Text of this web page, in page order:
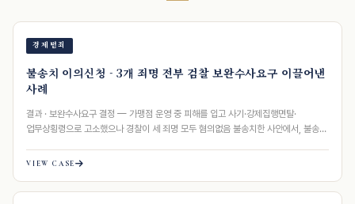
경제범죄
불송치 이의신청 - 3개 죄명 전부 검찰 보완수사요구 이끌어낸
사례
결과 · 보완수사요구 결정 — 가맹점 운영 중 피해를 입고 사기·강제집행면탈·
업무상횡령으로 고소했으나 경찰이 세 죄명 모두 혐의없음 불송치한 사안에서, 불송치
VIEW CASE